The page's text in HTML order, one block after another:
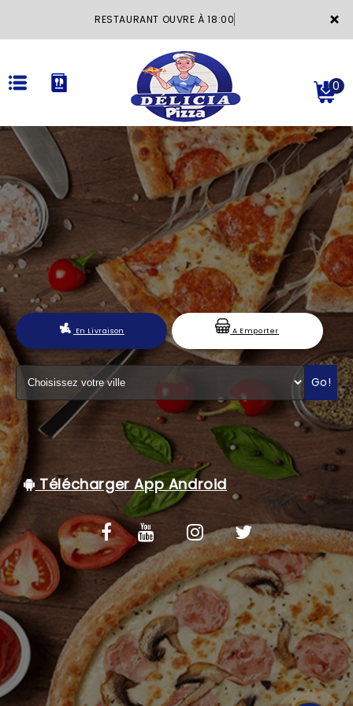
×
RESTAURANT OUVRE À 18:00
ACCUEIL
LA CARTE
VOTRE COMPTE
NOTRE RESTAURANT
VOS AVIS
MENTIONS LÉGALES
C.G.V
0
En Livraison A Emporter
Go!
Télécharger App Android